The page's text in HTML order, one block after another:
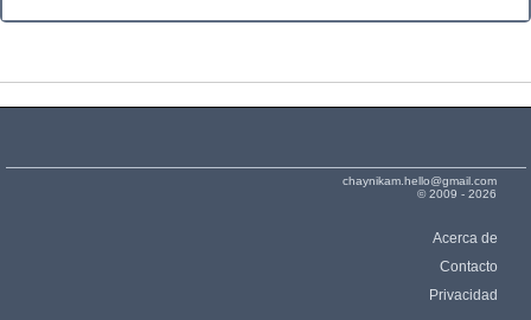
chaynikam.hello@gmail.com
© 2009 - 2026
Acerca de
Contacto
Privacidad